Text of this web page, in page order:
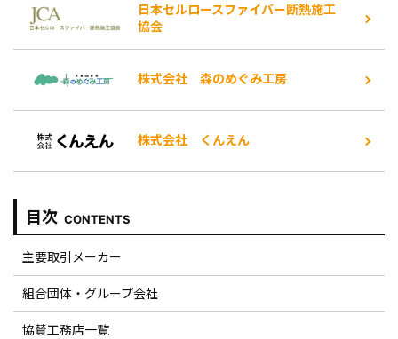
日本セルロースファイバー断熱施工
協会
株式会社 森のめぐみ工房
株式会社 くんえん
目次 CONTENTS
主要取引メーカー
組合団体・グループ会社
協賛工務店一覧